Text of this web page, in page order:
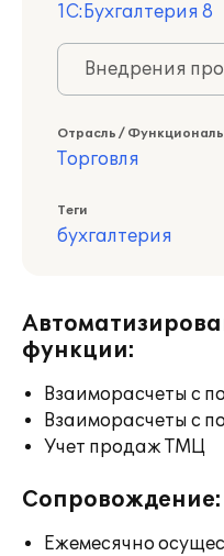
1С:Бухгалтерия 8
Внедрения
Отрасль /
Торговля
Теги
бухгалтерия
функции:
Взаиморасчеты с
Взаиморасчеты с
Учет продаж ТМЦ
Сопровождение:
Ежемесячно